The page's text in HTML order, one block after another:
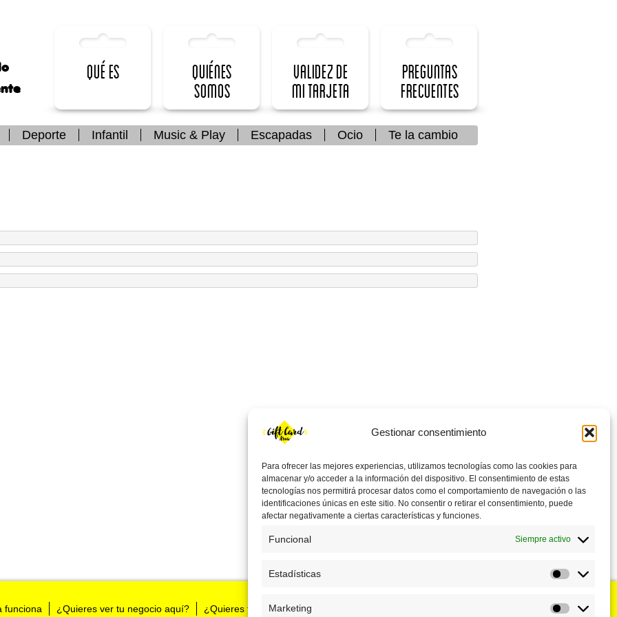
Gestionar consentimiento
Para ofrecer las mejores experiencias, utilizamos tecnologías como las cookies para
almacenar y/o acceder a la información del dispositivo. El consentimiento de estas
tecnologías nos permitirá procesar datos como el comportamiento de navegación o las
identificaciones únicas en este sitio. No consentir o retirar el consentimiento, puede
afectar negativamente a ciertas características y funciones.
Funcional Siempre activo
Estadísticas
Marketing
Marketing
Qué es
Quiénes
somos
Validez de
mi Tarjeta
Preguntas
frecuentes
Deporte Infantil Music & Play Escapadas Ocio Te la cambio
funciona ¿Quieres ver tu negocio aquí? ¿Quieres tenernos en tu negocio?